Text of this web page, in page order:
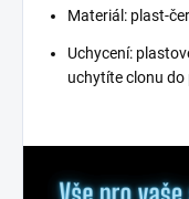
Materiál: plast-
Uchycení:
uchytíte clonu do